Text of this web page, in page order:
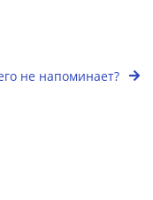
не напоминает?